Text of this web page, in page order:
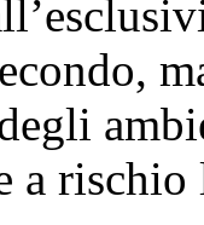
a rischio